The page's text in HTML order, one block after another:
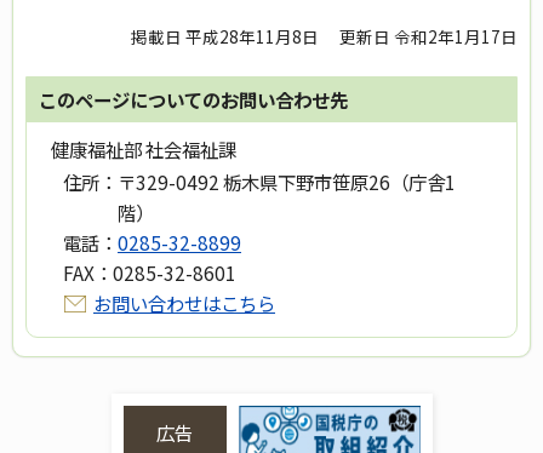
掲載日 平成28年11月8日 更新日 令和2年1月17日
このページについてのお問い合わせ先
健康福祉部 社会福祉課
住所： 〒329-0492 栃木県下野市笹原26（庁舎1
階）
電話： 0285-32-8899
FAX： 0285-32-8601
お問い合わせはこちら
広告